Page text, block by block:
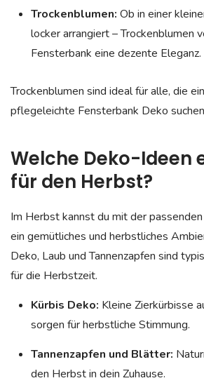
Trockenblumen: Ob in einer
locker arrangiert – Trockenblumen
Fensterbank eine dezente Eleganz.
Trockenblumen sind ideal für alle, die
pflegeleichte Fensterbank Deko
Welche Deko-Ideen
für den Herbst?
Im Herbst kannst du mit der
ein gemütliches und herbstliches
Deko, Laub und Tannenzapfen sind
für die Herbstzeit.
Kürbis Deko: Kleine Zierkürbisse
sorgen für herbstliche Stimmung.
Tannenzapfen und Blätter:
den Herbst in dein Zuhause.